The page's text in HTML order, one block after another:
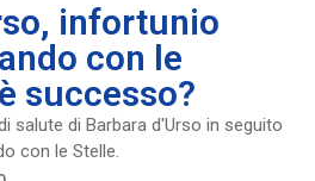
infortunio
con le
successo?
salute di Barbara d'Urso in seguito
con le Stelle.